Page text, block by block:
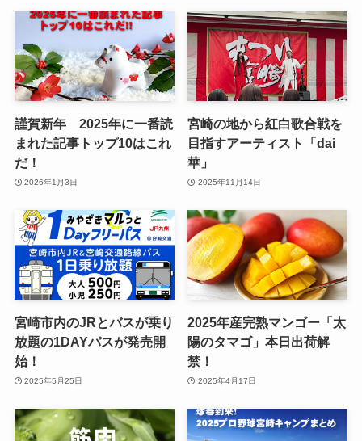
謹賀新年 2025年に一番読
まれた記事トップ10はこれ
だ！
2026年1月3日
宮崎の地から紅白歌合戦を
目指すアーティスト「dai
華」
2025年11月14日
宮崎市内のJRとバスが乗り
放題の1DAYパスが発売開
始！
2025年5月25日
2025年産完熟マンゴー「太
陽のタマゴ」本日出荷解
禁！
2025年4月17日